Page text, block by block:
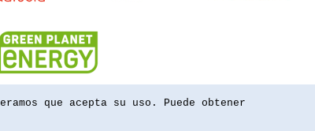
que acepta su uso. Puede obtener